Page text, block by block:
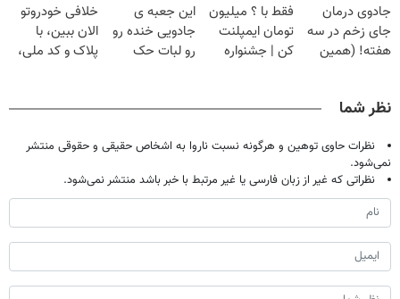
میلیون !
خانگی
تحمل میکنی؟❗
آموزش رایگان
جادوی درمان
جای زخم در سه
هفته! (همین
فقط با ؟ میلیون
تومان ایمپلنت
کن | جشنواره
این جعبه ی
جادویی خنده رو
رو لبات حک
خلافی خودروتو
الان ببین، با
پلاک و کد ملی،
نظر شما
نظرات حاوی توهین و هرگونه نسبت ناروا به اشخاص حقیقی و حقوقی منتشر
نمی‌شود.
نظراتی که غیر از زبان فارسی یا غیر مرتبط با خبر باشد منتشر نمی‌شود.